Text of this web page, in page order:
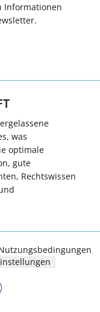
Informationen
was
optimale
gute
Rechtswissen